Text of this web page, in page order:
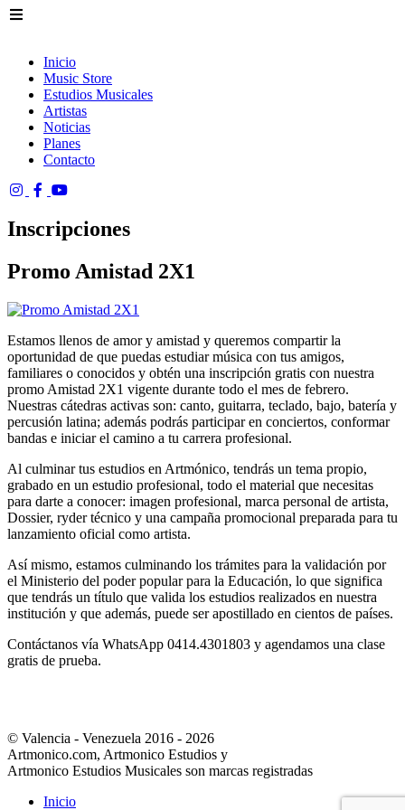
Inicio
Music Store
Estudios Musicales
Artistas
Noticias
Planes
Contacto
Inscripciones
Promo Amistad 2X1
Estamos llenos de amor y amistad y queremos compartir la
oportunidad de que puedas estudiar música con tus amigos,
familiares o conocidos y obtén una inscripción gratis con nuestra
promo Amistad 2X1 vigente durante todo el mes de febrero.
Nuestras cátedras activas son: canto, guitarra, teclado, bajo, batería y
percusión latina; además podrás participar en conciertos, conformar
bandas e iniciar el camino a tu carrera profesional.
Al culminar tus estudios en Artmónico, tendrás un tema propio,
grabado en un estudio profesional, todo el material que necesitas
para darte a conocer: imagen profesional, marca personal de artista,
Dossier, ryder técnico y una campaña promocional preparada para tu
lanzamiento oficial como artista.
Así mismo, estamos culminando los trámites para la validación por
el Ministerio del poder popular para la Educación, lo que significa
que tendrás un título que valida los estudios realizados en nuestra
institución y que además, puede ser apostillado en cientos de países.
Contáctanos vía WhatsApp 0414.4301803 y agendamos una clase
gratis de prueba.
© Valencia - Venezuela 2016 - 2026
Artmonico.com, Artmonico Estudios y
Artmonico Estudios Musicales son marcas registradas
Inicio